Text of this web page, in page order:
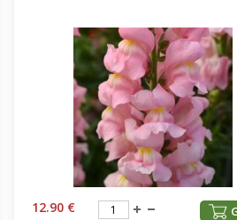
12.90 €